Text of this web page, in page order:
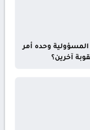
وحده أمر
آخرين؟